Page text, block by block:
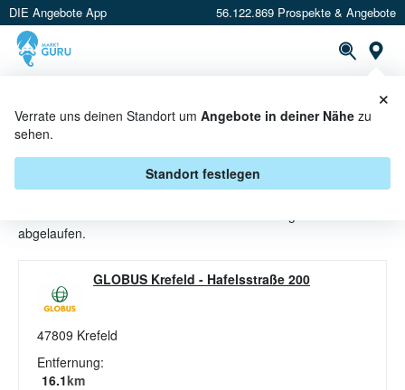
DIE Angebote App 56.122.869 Prospekte & Angebote
Verrate uns deinen Standort um Angebote in deiner Nähe zu
sehen.
Standort festlegen
×
SEIFE ANGEBOTE & AKTIONEN
BEI GLOBUS
abgelaufen.
GLOBUS Krefeld - Hafelsstraße 200
47809 Krefeld
Entfernung:
16.1km